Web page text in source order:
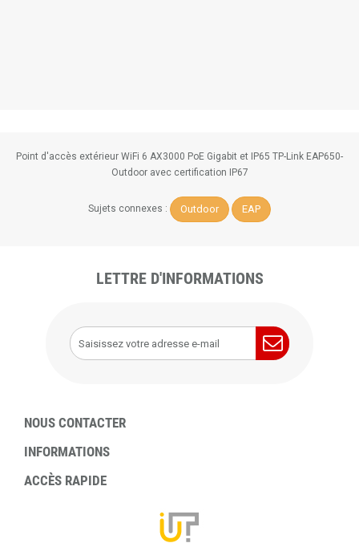
Point d'accès extérieur WiFi 6 AX3000 PoE Gigabit et IP65 TP-Link EAP650-
Outdoor avec certification IP67
Sujets connexes : Outdoor EAP
LETTRE D'INFORMATIONS
NOUS CONTACTER
INFORMATIONS
ACCÈS RAPIDE